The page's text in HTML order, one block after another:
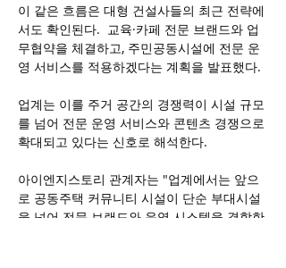
이 같은 흐름은 대형 건설사들의 최근 전략에
서도 확인된다.  교육·카페 전문 브랜드와 업
무협약을 체결하고, 주민공동시설에 전문 운
영 서비스를 적용하겠다는 계획을 발표했다.
업계는 이를 주거 공간의 경쟁력이 시설 규모
를 넘어 전문 운영 서비스와 콘텐츠 경쟁으로
확대되고 있다는 신호로 해석한다.
아이엔지스토리 관계자는 "업계에서는 앞으
로 공동주택 커뮤니티 시설이 단순 부대시설
을 넘어 전문 브랜드와 운영 시스템을 결합한